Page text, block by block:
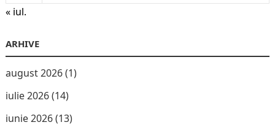
« iul.
ARHIVE
august 2026(1)
iulie 2026(14)
iunie 2026(13)